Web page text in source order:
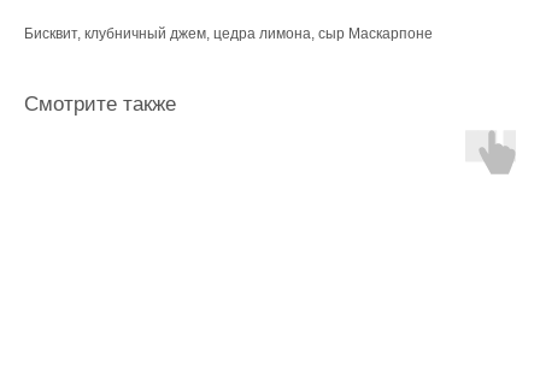
Бисквит, клубничный джем, цедра лимона, сыр Маскарпоне
Смотрите также